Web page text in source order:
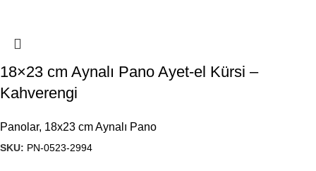
18×23 cm Aynalı Pano Ayet-el Kürsi –
Kahverengi
Panolar, 18x23 cm Aynalı Pano
SKU: PN-0523-2994